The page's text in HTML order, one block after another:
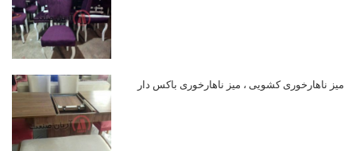
میز ناهارخوری کشویی ، میز ناهارخوری باکس دار